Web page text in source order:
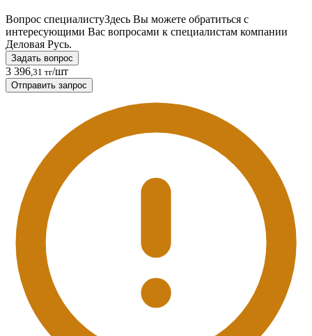
Вопрос специалистуЗдесь Вы можете обратиться с
интересующими Вас вопросами к специалистам компании
Деловая Русь.
Задать вопрос
3 396,31 тг/шт
Отправить запрос